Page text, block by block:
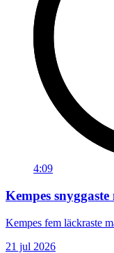
4:09
Kempes
Kempes fem läckraste
21 jul 2026